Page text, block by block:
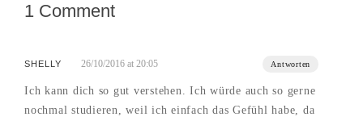
1 Comment
SHELLY 26/10/2016 at 20:05 Antworten
Ich kann dich so gut verstehen. Ich würde auch so gerne
nochmal studieren, weil ich einfach das Gefühl habe, da